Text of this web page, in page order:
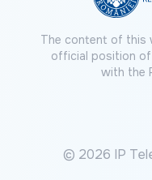
The content of this
official position
with the
© 2026 IP